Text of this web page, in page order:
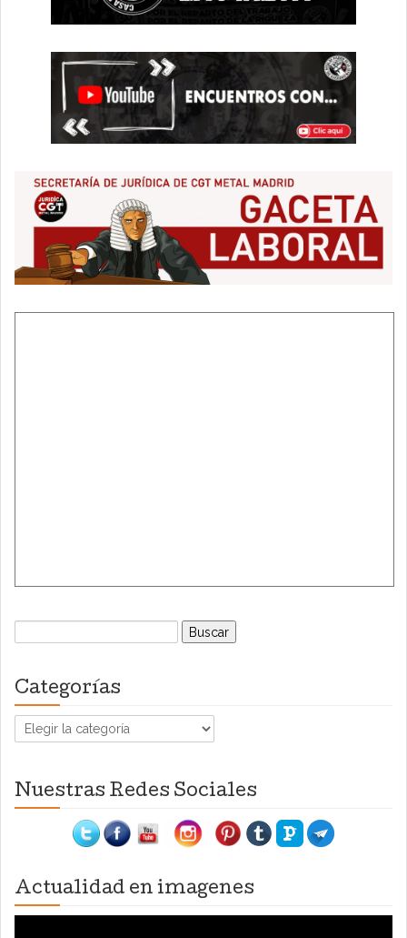
Buscar:
Categorías
Categorías
Nuestras Redes Sociales
Actualidad en imagenes